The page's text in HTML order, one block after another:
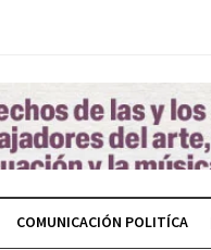
COMUNICACIÓN POLITÍCA